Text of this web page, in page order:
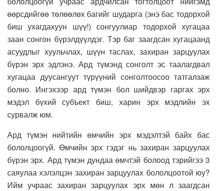
өөрсдийгөө төлөөлөх багийг шударга (энэ бас тодорхой
биш ухагдахуун шүү!) сонгуулиар тодорхой хугацаа
заан сонгон бүрэлдүүлдэг. Тэр баг заагдсан хугацаанд
асуудлыг хуульчлах, шүүн таслах, захиран зарцуулах
бүрэн эрх эдлэнэ. Ард түмэнд сонголт эс таалагдвал
хугацаа дуусангуут түрүүний сонголтоосоо татгалзаж
болно. Ингэхээр ард түмэн бол шийдвэр гаргах эрх
мэдэл бүхий субъект биш, харин эрх мэдлийн эх
сурвалж юм.
Ард түмэн нийтийн өмчийн эрх мэдэлтэй байх бас
бололцоогүй. Өмчийн эрх гэдэг нь захиран зарцуулах
бүрэн эрх. Ард түмэн дундаа өмчтэй болоод тэрийгээ 3
саяулаа хэлэлцэн захиран зарцуулах бололцоотой юу?
Ийм учраас захиран зарцуулах эрх мөн л заагдсан